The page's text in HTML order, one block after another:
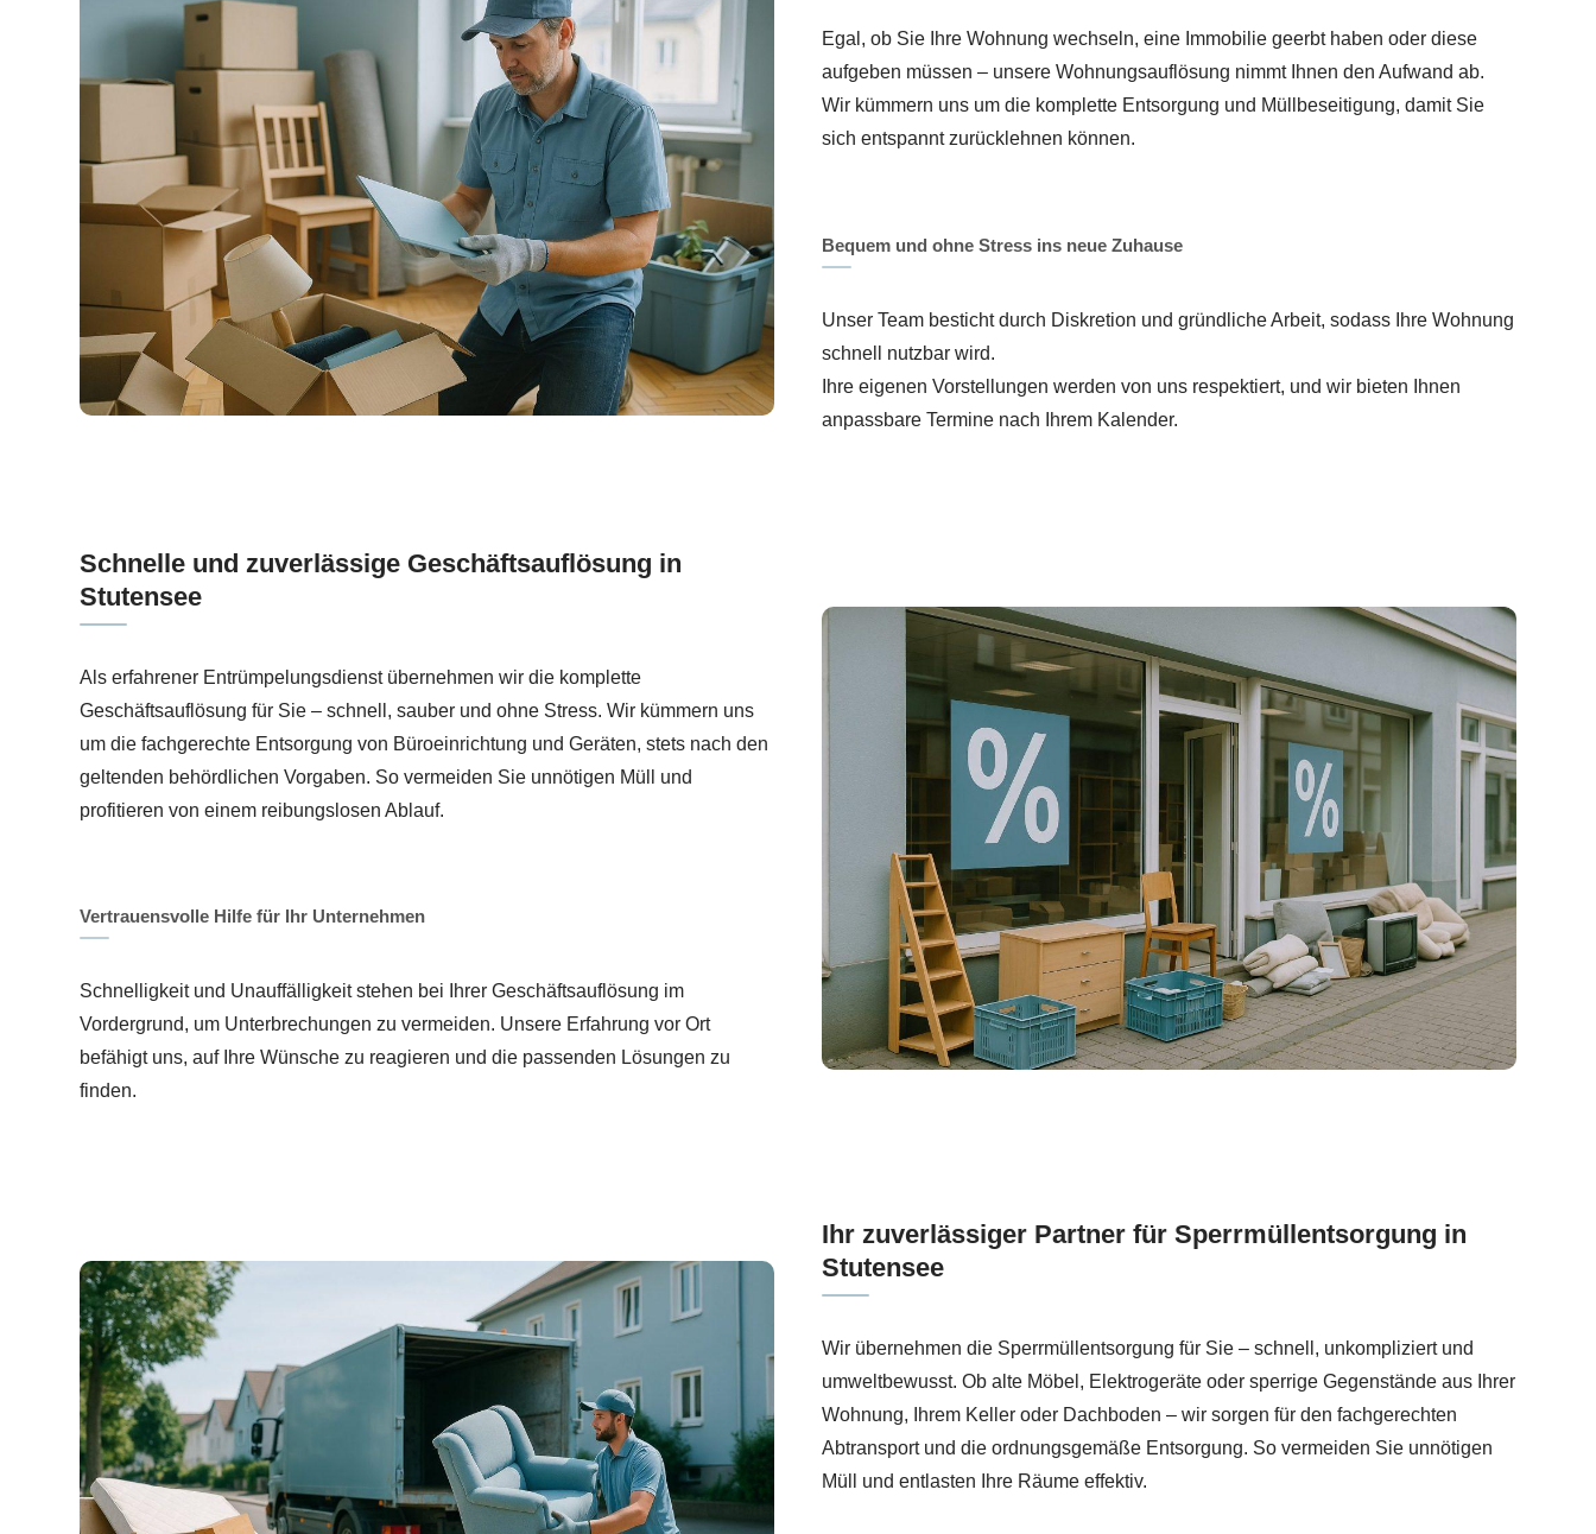
Egal, ob Sie Ihre Wohnung wechseln, eine Immobilie geerbt haben oder diese
aufgeben müssen – unsere Wohnungsauflösung nimmt Ihnen den Aufwand ab.
Wir kümmern uns um die komplette Entsorgung und Müllbeseitigung, damit Sie
sich entspannt zurücklehnen können.
Bequem und ohne Stress ins neue Zuhause
Unser Team besticht durch Diskretion und gründliche Arbeit, sodass Ihre Wohnung
schnell nutzbar wird.
Ihre eigenen Vorstellungen werden von uns respektiert, und wir bieten Ihnen
anpassbare Termine nach Ihrem Kalender.
Schnelle und zuverlässige Geschäftsauflösung in
Stutensee
Als erfahrener Entrümpelungsdienst übernehmen wir die komplette
Geschäftsauflösung für Sie – schnell, sauber und ohne Stress. Wir kümmern uns
um die fachgerechte Entsorgung von Büroeinrichtung und Geräten, stets nach den
geltenden behördlichen Vorgaben. So vermeiden Sie unnötigen Müll und
profitieren von einem reibungslosen Ablauf.
Vertrauensvolle Hilfe für Ihr Unternehmen
Schnelligkeit und Unauffälligkeit stehen bei Ihrer Geschäftsauflösung im
Vordergrund, um Unterbrechungen zu vermeiden. Unsere Erfahrung vor Ort
befähigt uns, auf Ihre Wünsche zu reagieren und die passenden Lösungen zu
finden.
Ihr zuverlässiger Partner für Sperrmüllentsorgung in
Stutensee
Wir übernehmen die Sperrmüllentsorgung für Sie – schnell, unkompliziert und
umweltbewusst. Ob alte Möbel, Elektrogeräte oder sperrige Gegenstände aus Ihrer
Wohnung, Ihrem Keller oder Dachboden – wir sorgen für den fachgerechten
Abtransport und die ordnungsgemäße Entsorgung. So vermeiden Sie unnötigen
Müll und entlasten Ihre Räume effektiv.